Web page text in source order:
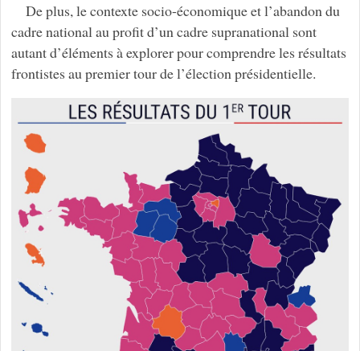
De plus, le contexte socio-économique et l’abandon du
cadre national au profit d’un cadre supranational sont
autant d’éléments à explorer pour comprendre les résultats
frontistes au premier tour de l’élection présidentielle.